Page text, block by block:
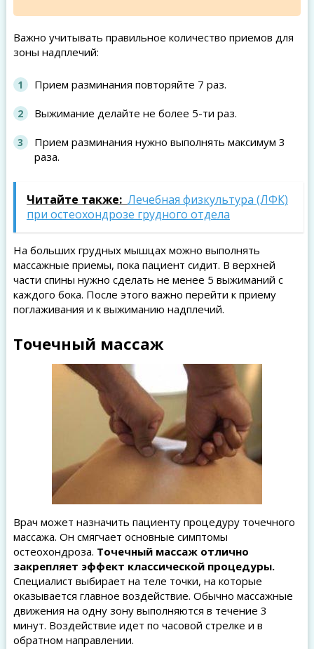
Важно учитывать правильное количество приемов для
зоны надплечий:
Прием разминания повторяйте 7 раз.
Выжимание делайте не более 5-ти раз.
Прием разминания нужно выполнять максимум 3
раза.
Читайте также: Лечебная физкультура (ЛФК)
при остеохондрозе грудного отдела
На больших грудных мышцах можно выполнять
массажные приемы, пока пациент сидит. В верхней
части спины нужно сделать не менее 5 выжиманий с
каждого бока. После этого важно перейти к приему
поглаживания и к выжиманию надплечий.
Точечный массаж
Врач может назначить пациенту процедуру точечного
массажа. Он смягчает основные симптомы
остеохондроза. Точечный массаж отлично
закрепляет эффект классической процедуры.
Специалист выбирает на теле точки, на которые
оказывается главное воздействие. Обычно массажные
движения на одну зону выполняются в течение 3
минут. Воздействие идет по часовой стрелке и в
обратном направлении.